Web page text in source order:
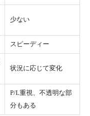
少ない
スピーディー
状況に応じて変化
P/L重視、不透明な部
分もある